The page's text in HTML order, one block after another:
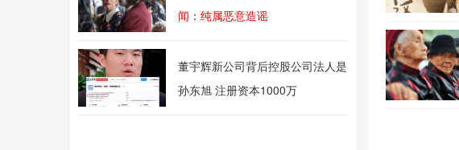
闻：纯属恶意造谣
董宇辉新公司背后控股公司法人是
孙东旭 注册资本1000万